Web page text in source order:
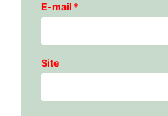
E-mail *
Site